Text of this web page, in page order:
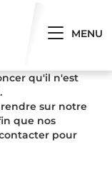
Toggle
MENU
qu'il n'est
sur notre
que nos
pour